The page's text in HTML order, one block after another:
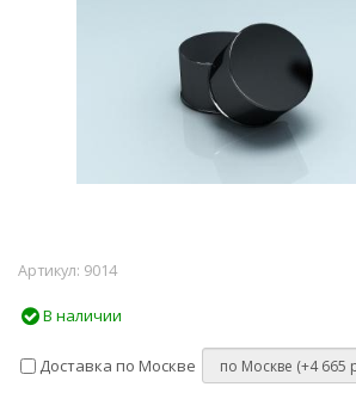
Артикул: 9014
В наличии
Доставка по Москве